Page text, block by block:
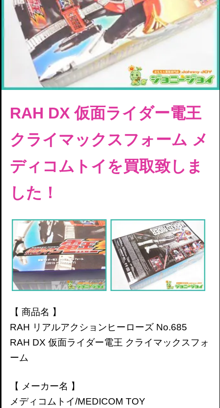
RAH DX 仮面ライダー電王
クライマックスフォーム メ
ディコムトイを買取致しま
した！
【 商品名 】
RAH リアルアクションヒーローズ No.685
RAH DX 仮面ライダー電王 クライマックスフォ
ーム
【 メーカー名 】
メディコムトイ/MEDICOM TOY